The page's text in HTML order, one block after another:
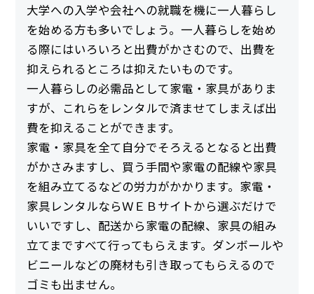
大学への入学や会社への就職を機に一人暮らし
を始める方も多いでしょう。一人暮らしを始め
る際にはいろいろと出費がかさむので、出費を
抑えられるところは抑えたいものです。
一人暮らしの必需品として家電・家具がありま
すが、これらをレンタルで済ませてしまえば出
費を抑えることができます。
家電・家具を全て自分でそろえるとなると出費
がかさみますし、買う手間や家電の配線や家具
を組み立てるなどの労力がかかります。家電・
家具レンタルならＷＥＢサイトから選ぶだけで
いいですし、配送から家電の配線、家具の組み
立てまですべて行ってもらえます。ダンボールや
ビニールなどの廃材も引き取ってもらえるので
ゴミも出ません。